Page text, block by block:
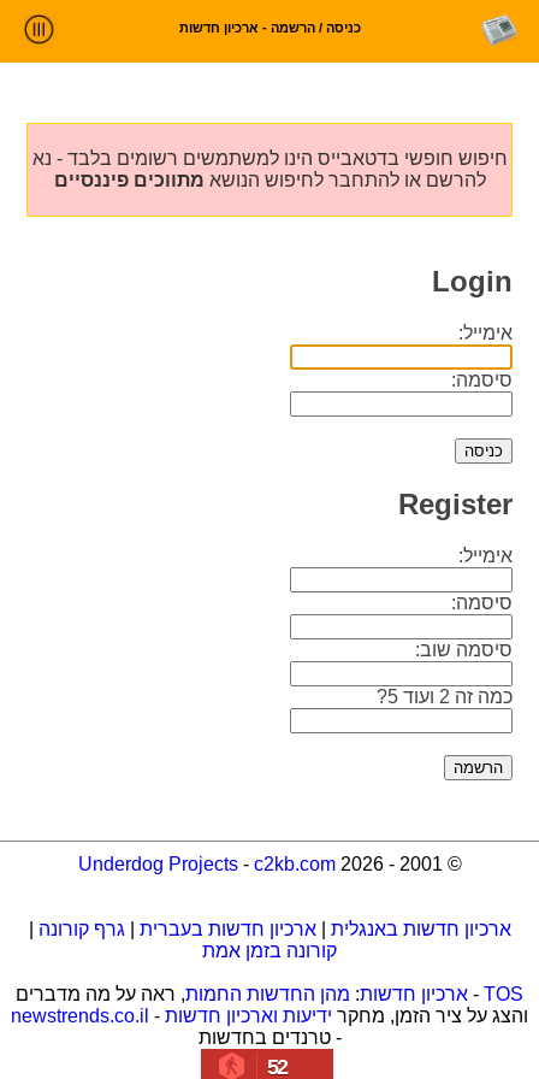
כניסה / הרשמה - ארכיון חדשות
ניתוח חדשות
עלינו
חיפוש חופשי בדטאבייס הינו למשתמשים רשומים בלבד - נא
להרשם או להתחבר לחיפוש הנושא מתווכים פיננסיים
Login
אימייל:
סיסמה:
Register
אימייל:
סיסמה:
סיסמה שוב:
כמה זה 2 ועוד 5?
© 2001 - 2026
Underdog Projects- c2kb.com
ארכיון חדשות באנגלית |ארכיון חדשות בעברית גרף קורונה
קורונה בזמן אמת
TOS
- ארכיון חדשות: מהן החדשות החמות, ראה על מה מדברים
והצג על ציר הזמן, מחקר ידיעות וארכיון חדשות -
newstrends.co.il
- טרנדים בחדשות
52